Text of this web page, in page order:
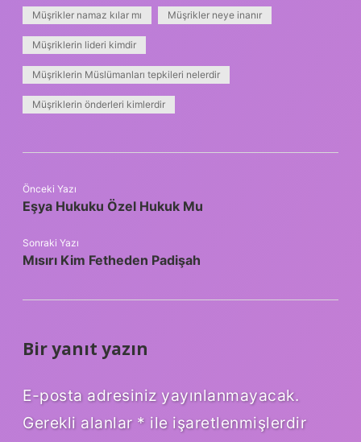
Müşrikler namaz kılar mı Müşrikler neye inanır
Müşriklerin lideri kimdir
Müşriklerin Müslümanları tepkileri nelerdir
Müşriklerin önderleri kimlerdir
Önceki Yazı
Eşya Hukuku Özel Hukuk Mu
Sonraki Yazı
Mısırı Kim Fetheden Padişah
Bir yanıt yazın
E-posta adresiniz yayınlanmayacak.
Gerekli alanlar * ile işaretlenmişlerdir